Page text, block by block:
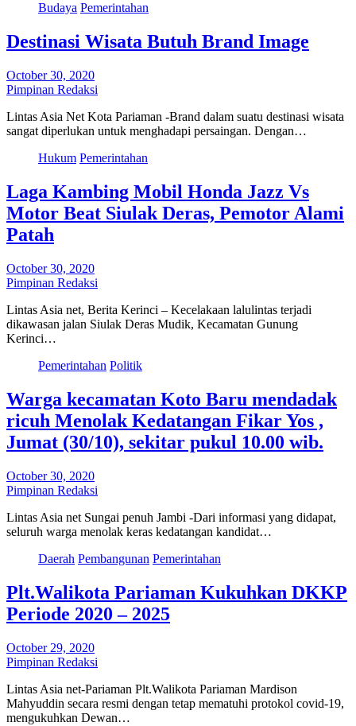
Budaya Pemerintahan
Destinasi Wisata Butuh Brand Image
October 30, 2020
Pimpinan Redaksi
Lintas Asia Net Kota Pariaman -Brand dalam suatu destinasi wisata
sangat diperlukan untuk menghadapi persaingan. Dengan…
Hukum Pemerintahan
Laga Kambing Mobil Honda Jazz Vs
Motor Beat Siulak Deras, Pemotor Alami
Patah
October 30, 2020
Pimpinan Redaksi
Lintas Asia net, Berita Kerinci – Kecelakaan lalulintas terjadi
dikawasan jalan Siulak Deras Mudik, Kecamatan Gunung
Kerinci…
Pemerintahan Politik
Warga kecamatan Koto Baru mendadak
ricuh Menolak Kedatangan Fikar Yos ,
Jumat (30/10), sekitar pukul 10.00 wib.
October 30, 2020
Pimpinan Redaksi
Lintas Asia net Sungai penuh Jambi -Dari informasi yang didapat,
seluruh warga menolak keras kedatangan kandidat…
Daerah Pembangunan Pemerintahan
Plt.Walikota Pariaman Kukuhkan DKKP
Periode 2020 – 2025
October 29, 2020
Pimpinan Redaksi
Lintas Asia net-Pariaman Plt.Walikota Pariaman Mardison
Mahyuddin secara resmi dengan tetap mematuhi protokol covid-19,
mengukuhkan Dewan…